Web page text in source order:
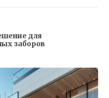
для
заборов